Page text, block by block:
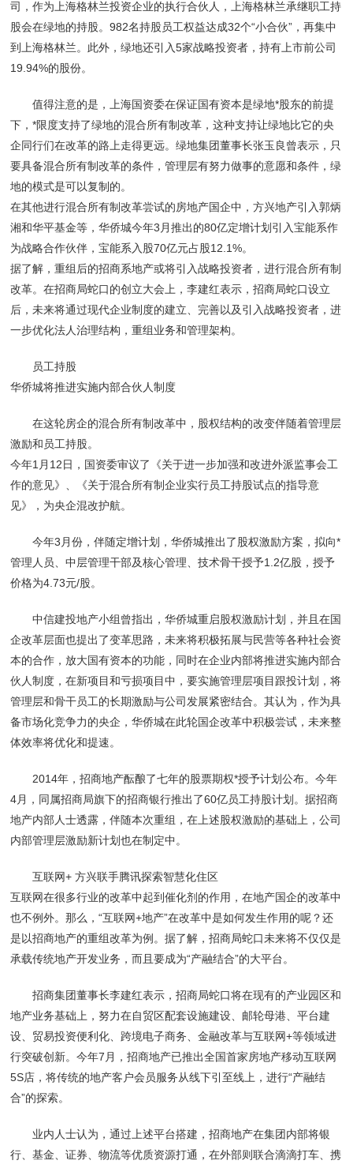
司，作为上海格林兰投资企业的执行合伙人，上海格林兰承继职工持
股会在绿地的持股。982名持股员工权益达成32个“小合伙”，再集中
到上海格林兰。此外，绿地还引入5家战略投资者，持有上市前公司
19.94%的股份。
值得注意的是，上海国资委在保证国有资本是绿地*股东的前提
下，*限度支持了绿地的混合所有制改革，这种支持让绿地比它的央
企同行们在改革的路上走得更远。绿地集团董事长张玉良曾表示，只
要具备混合所有制改革的条件，管理层有努力做事的意愿和条件，绿
地的模式是可以复制的。
在其他进行混合所有制改革尝试的房地产国企中，方兴地产引入郭炳
湘和华平基金等，华侨城今年3月推出的80亿定增计划引入宝能系作
为战略合作伙伴，宝能系入股70亿元占股12.1%。
据了解，重组后的招商系地产或将引入战略投资者，进行混合所有制
改革。在招商局蛇口的创立大会上，李建红表示，招商局蛇口设立
后，未来将通过现代企业制度的建立、完善以及引入战略投资者，进
一步优化法人治理结构，重组业务和管理架构。
员工持股
华侨城将推进实施内部合伙人制度
在这轮房企的混合所有制改革中，股权结构的改变伴随着管理层
激励和员工持股。
今年1月12日，国资委审议了《关于进一步加强和改进外派监事会工
作的意见》、《关于混合所有制企业实行员工持股试点的指导意
见》，为央企混改护航。
今年3月份，伴随定增计划，华侨城推出了股权激励方案，拟向*
管理人员、中层管理干部及核心管理、技术骨干授予1.2亿股，授予
价格为4.73元/股。
中信建投地产小组曾指出，华侨城重启股权激励计划，并且在国
企改革层面也提出了变革思路，未来将积极拓展与民营等各种社会资
本的合作，放大国有资本的功能，同时在企业内部将推进实施内部合
伙人制度，在新项目和亏损项目中，要实施管理层项目跟投计划，将
管理层和骨干员工的长期激励与公司发展紧密结合。其认为，作为具
备市场化竞争力的央企，华侨城在此轮国企改革中积极尝试，未来整
体效率将优化和提速。
2014年，招商地产酝酿了七年的股票期权*授予计划公布。今年
4月，同属招商局旗下的招商银行推出了60亿员工持股计划。据招商
地产内部人士透露，伴随本次重组，在上述股权激励的基础上，公司
内部管理层激励新计划也在制定中。
互联网+ 方兴联手腾讯探索智慧化住区
互联网在很多行业的改革中起到催化剂的作用，在地产国企的改革中
也不例外。那么，“互联网+地产”在改革中是如何发生作用的呢？还
是以招商地产的重组改革为例。据了解，招商局蛇口未来将不仅仅是
承载传统地产开发业务，而且要成为“产融结合”的大平台。
招商集团董事长李建红表示，招商局蛇口将在现有的产业园区和
地产业务基础上，努力在自贸区配套设施建设、邮轮母港、平台建
设、贸易投资便利化、跨境电子商务、金融改革与互联网+等领域进
行突破创新。今年7月，招商地产已推出全国首家房地产移动互联网
5S店，将传统的地产客户会员服务从线下引至线上，进行“产融结
合”的探索。
业内人士认为，通过上述平台搭建，招商地产在集团内部将银
行、基金、证券、物流等优质资源打通，在外部则联合滴滴打车、携